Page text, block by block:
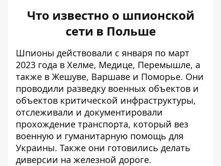
Что известно о шпионской
сети в Польше
Шпионы действовали с января по март
2023 года в Хелме, Медице, Перемышле, а
также в Жешуве, Варшаве и Поморье. Они
проводили разведку военных объектов и
объектов критической инфраструктуры,
отслеживали и документировали
прохождение транспорта, который вез
военную и гуманитарную помощь для
Украины. Также они готовились делать
диверсии на железной дороге.